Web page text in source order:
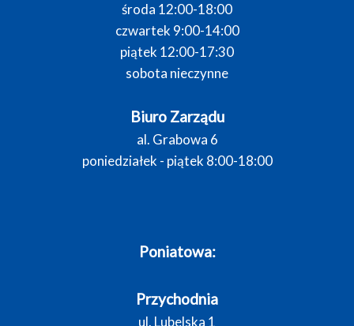
środa 12:00-18:00
czwartek 9:00-14:00
piątek 12:00-17:30
sobota nieczynne
Biuro Zarządu
al. Grabowa 6
poniedziałek - piątek 8:00-18:00
Poniatowa:
Przychodnia
ul. Lubelska 1